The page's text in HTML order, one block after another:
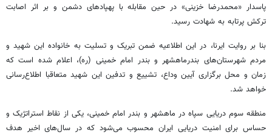
پاسدار «محمدرضا خزینی» در حین مقابله با پهپادهای دشمن و بر اثر اصابت
ترکش پرتابه به شهادت رسید.
بنا بر روایت ایرنا، در این اطلاعیه ضمن تبریک و تسلیت به خانواده این شهید و
مردم شهرستان‌های بندرماهشهر و بندر امام خمینی (ره)، اعلام شده است که
زمان و محل برگزاری آیین وداع، تشییع و تدفین این شهید متعاقبا اطلاع‌رسانی
خواهد شد.
منطقه سوم دریایی سپاه در ماهشهر و بندر امام خمینی، یکی از نقاط استراتژیک و
حساس برای امنیت دریایی ایران محسوب می‌شود که در سال‌های اخیر هدف